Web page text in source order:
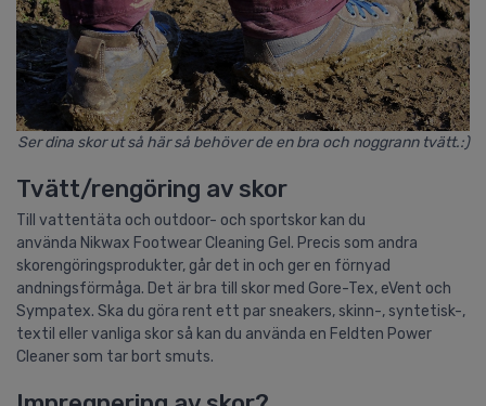
Ser dina skor ut så här så behöver de en bra och noggrann tvätt.:)
Tvätt/rengöring av skor
Till vattentäta och outdoor- och sportskor kan du
använda Nikwax Footwear Cleaning Gel. Precis som andra
skorengöringsprodukter, går det in och ger en förnyad
andningsförmåga. Det är bra till skor med Gore-Tex, eVent och
Sympatex. Ska du göra rent ett par sneakers, skinn-, syntetisk-,
textil eller vanliga skor så kan du använda en Feldten Power
Cleaner som tar bort smuts.